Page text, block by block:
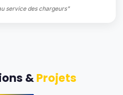
service des chargeurs"
&Projets